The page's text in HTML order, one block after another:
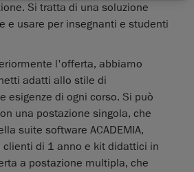
Si tratta di una soluzione
e usare per insegnanti e studenti
l'offerta, abbiamo
adatti allo stile di
esigenze di ogni corso. Si può
una postazione singola, che
suite software ACADEMIA,
clienti di 1 anno e kit didattici in
a postazione multipla, che